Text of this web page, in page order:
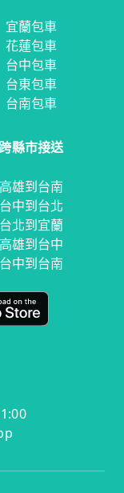
宜蘭包車
花蓮包車
台中包車
台東包車
台南包車
縣市接送
高雄到台南
台中到台北
台北到宜蘭
高雄到台中
台中到台南